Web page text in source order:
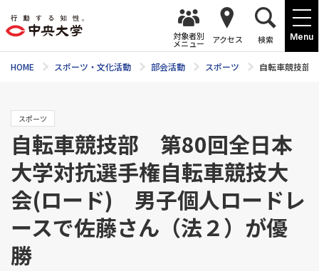
Menu
対象者別
メニュー アクセス 検索
HOME スポーツ・文化活動 部会活動 スポーツ 自転車競技部
スポーツ
自転車競技部 第80回全日本
大学対抗選手権自転車競技大
会(ロード) 男子個人ロードレ
ースで佐藤さん（法２）が優
勝